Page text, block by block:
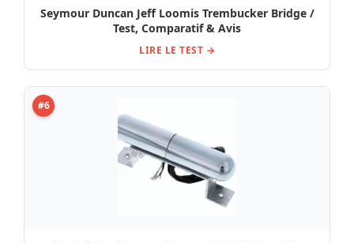
Seymour Duncan Jeff Loomis Trembucker Bridge /
Test, Comparatif & Avis
LIRE LE TEST →
#6